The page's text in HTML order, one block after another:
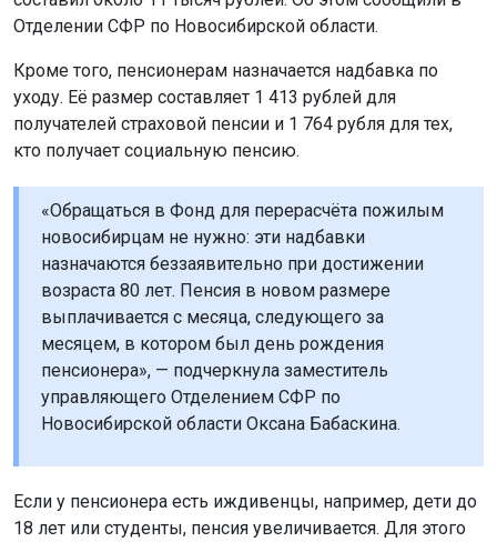
Отделении СФР по Новосибирской области.
Кроме того, пенсионерам назначается надбавка по
уходу. Её размер составляет 1 413 рублей для
получателей страховой пенсии и 1 764 рубля для тех,
кто получает социальную пенсию.
«Обращаться в Фонд для перерасчёта пожилым
новосибирцам не нужно: эти надбавки
назначаются беззаявительно при достижении
возраста 80 лет. Пенсия в новом размере
выплачивается с месяца, следующего за
месяцем, в котором был день рождения
пенсионера», — подчеркнула заместитель
управляющего Отделением СФР по
Новосибирской области Оксана Бабаскина.
Если у пенсионера есть иждивенцы, например, дети до
18 лет или студенты, пенсия увеличивается. Для этого